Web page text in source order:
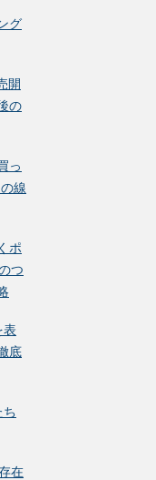
グ
開
の
っ
線
ポ
つ
表
底
ち
在